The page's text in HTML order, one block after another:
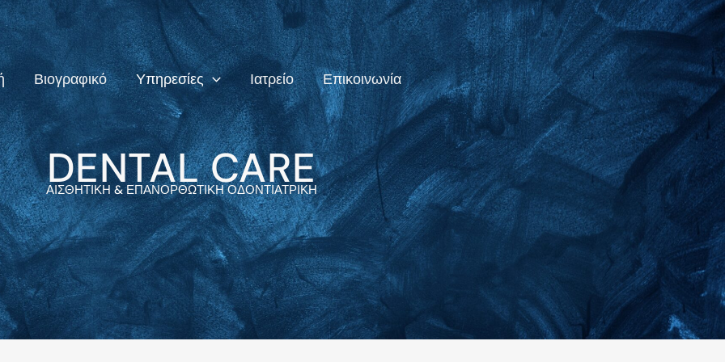
Βιογραφικό Υπηρεσίες Ιατρείο Επικοινωνία
DENTAL CARE
ΑΙΣΘΗΤΙΚΗ & ΕΠΑΝΟΡΘΩΤΙΚΗ ΟΔΟΝΤΙΑΤΡΙΚΗ